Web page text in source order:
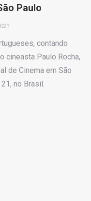
Paulo
contando
cineasta Paulo Rocha,
de Cinema em São
no Brasil.